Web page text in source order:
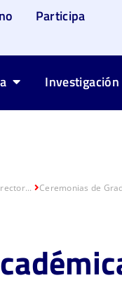
Participa
Investigación
Ceremonias de